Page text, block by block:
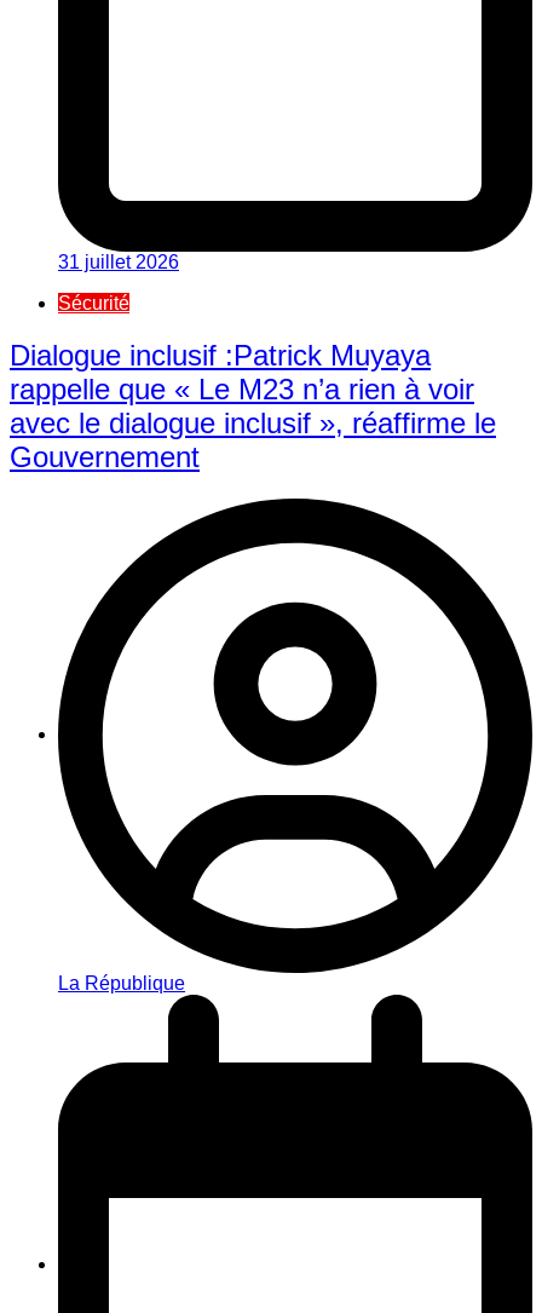
31 juillet 2026
Sécurité
Dialogue inclusif :Patrick Muyaya
rappelle que « Le M23 n’a rien à voir
avec le dialogue inclusif », réaffirme le
Gouvernement
La République